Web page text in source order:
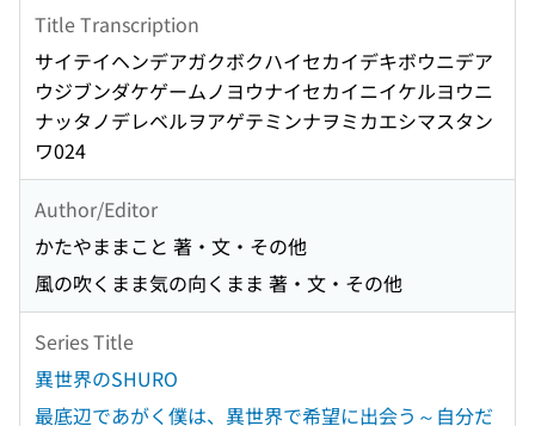
Title Transcription
サイテイヘンデアガクボクハイセカイデキボウニデア
ウジブンダケゲームノヨウナイセカイニイケルヨウニ
ナッタノデレベルヲアゲテミンナヲミカエシマスタン
ワ024
Author/Editor
かたやままこと 著・文・その他
風の吹くまま気の向くまま 著・文・その他
Series Title
異世界のSHURO
最底辺であがく僕は、異世界で希望に出会う～自分だ